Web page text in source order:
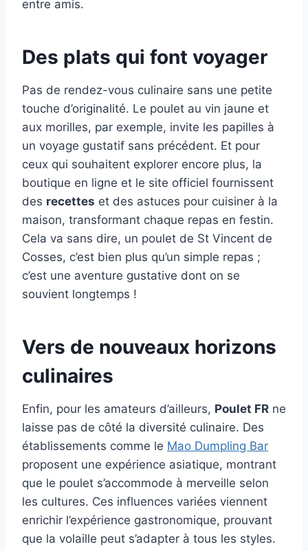
entre amis.
Des plats qui font voyager
Pas de rendez-vous culinaire sans une petite
touche d’originalité. Le poulet au vin jaune et
aux morilles, par exemple, invite les papilles à
un voyage gustatif sans précédent. Et pour
ceux qui souhaitent explorer encore plus, la
boutique en ligne et le site officiel fournissent
des recettes et des astuces pour cuisiner à la
maison, transformant chaque repas en festin.
Cela va sans dire, un poulet de St Vincent de
Cosses, c’est bien plus qu’un simple repas ;
c’est une aventure gustative dont on se
souvient longtemps !
Vers de nouveaux horizons
culinaires
Enfin, pour les amateurs d’ailleurs, Poulet FR ne
laisse pas de côté la diversité culinaire. Des
établissements comme le Mao Dumpling Bar
proposent une expérience asiatique, montrant
que le poulet s’accommode à merveille selon
les cultures. Ces influences variées viennent
enrichir l’expérience gastronomique, prouvant
que la volaille peut s’adapter à tous les styles.